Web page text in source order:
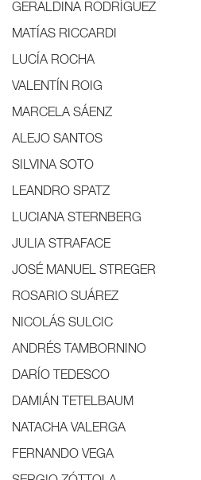
GERALDINA RODRÍGUEZ
MATÍAS RICCARDI
LUCÍA ROCHA
VALENTÍN ROIG
MARCELA SÁENZ
ALEJO SANTOS
SILVINA SOTO
LEANDRO SPATZ
LUCIANA STERNBERG
JULIA STRAFACE
JOSÉ MANUEL STREGER
ROSARIO SUÁREZ
NICOLÁS SULCIC
ANDRÉS TAMBORNINO
DARÍO TEDESCO
DAMIÁN TETELBAUM
NATACHA VALERGA
FERNANDO VEGA